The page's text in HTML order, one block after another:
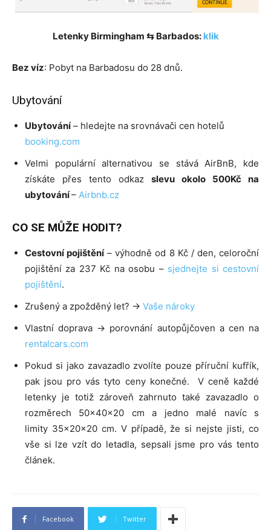
Letenky Birmingham ⇆ Barbados: klik
Bez víz: Pobyt na Barbadosu do 28 dnů.
Ubytování
Ubytování– hledejte na srovnávači cen hotelů
booking.com
Velmi populární alternativou se stává AirBnB, kde
získáte přes tento odkaz slevu okolo 500Kč na
ubytování– Airbnb.cz
CO SE MŮŽE HODIT?
Cestovní pojištění– výhodně od 8 Kč / den, celoroční
pojištění za 237 Kč na osobu – sjednejte si cestovní
pojištění.
Zrušený a zpožděný let? -> Vaše nároky
Vlastní doprava -> porovnání autopůjčoven a cen na
rentalcars.com
Pokud si jako zavazadlo zvolíte pouze příruční kufřík,
pak jsou pro vás tyto ceny konečné. V ceně každé
letenky je totiž zároveň zahrnuto také zavazadlo o
rozměrech 50x40x20 cm a jedno malé navíc s
limity 35x20x20 cm. V případě, že si nejste jisti, co
vše si lze vzít do letadla, sepsali jsme pro vás tento
článek.
Facebook Twitter